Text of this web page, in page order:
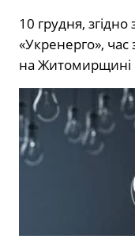
10 грудня,
«Укренерго», час
на Житомирщині